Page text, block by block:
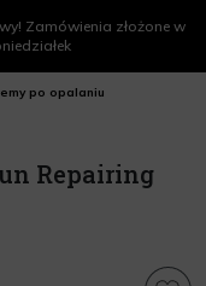
Zamówienia złożone w
po opalaniu
Repairing